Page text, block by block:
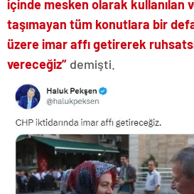
içinde mesken olarak kullanılan
taşımayan tüm konutlara bir
üzere imar affı getirerek
vereceğiz” demişti.